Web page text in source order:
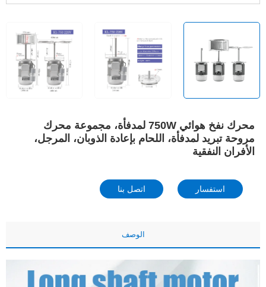
محرك نفخ هوائي 750W لمدفأة، مجموعة محرك
مروحة تبريد لمدفأة، اللحام بإعادة الذوبان، المرجل،
الأفران النفقية
استفسار اتصل بنا
الوصف